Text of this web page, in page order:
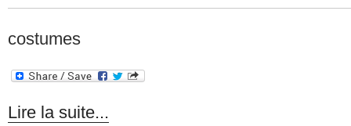
costumes
Lire la suite...